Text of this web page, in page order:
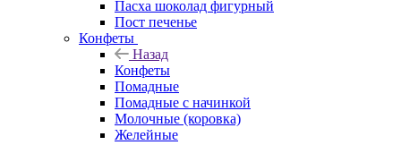
Пасха шоколад фигурный
Пост печенье
Конфеты
Назад
Конфеты
Помадные
Помадные с начинкой
Молочные (коровка)
Желейные